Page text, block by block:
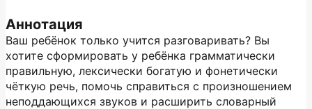
Аннотация
Ваш ребёнок только учится разговаривать? Вы
хотите сформировать у ребёнка грамматически
правильную, лексически богатую и фонетически
чёткую речь, помочь справиться с произношением
неподдающихся звуков и расширить словарный